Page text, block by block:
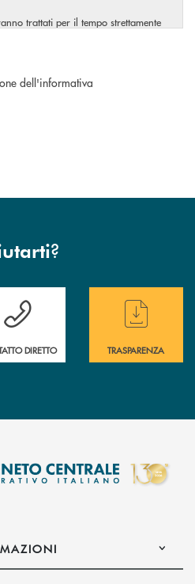
trattati per il tempo strettamente
conferire i Suoi dati personali, a
sul trattamento dei Suoi dati
dell'informativa
?
di assistenza immediata ?
DIRETTO
Hai bisogno di
TRASPARENZA